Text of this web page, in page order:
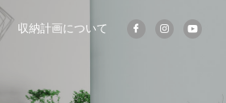
収納計画について